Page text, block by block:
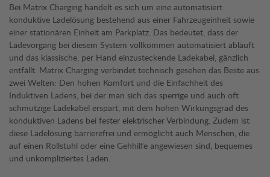
Bei Matrix Charging handelt es sich um eine automatisiert
konduktive Ladelösung bestehend aus einer Fahrzeugeinheit sowie
einer stationären Einheit am Parkplatz. Das bedeutet, dass der
Ladevorgang bei diesem System vollkommen automatisiert abläuft
und das klassische, per Hand einzusteckende Ladekabel, gänzlich
entfällt. Matrix Charging verbindet technisch gesehen das Beste aus
zwei Welten: Den hohen Komfort und die Einfachheit des
Induktiven Ladens, bei der man sich das sperrige und auch oft
schmutzige Ladekabel erspart, mit dem hohen Wirkungsgrad des
konduktiven Ladens bei fester elektrischer Verbindung. Zudem ist
diese Ladelösung barrierefrei und ermöglicht auch Menschen, die
auf einen Rollstuhl oder eine Gehhilfe angewiesen sind, bequemes
und unkompliziertes Laden.